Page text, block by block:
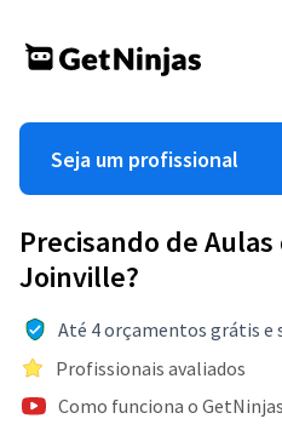
Seja um profissional
Precisando de
Joinville?
Até 4 orçamentos grátis e
Profissionais avaliados
Como funciona o